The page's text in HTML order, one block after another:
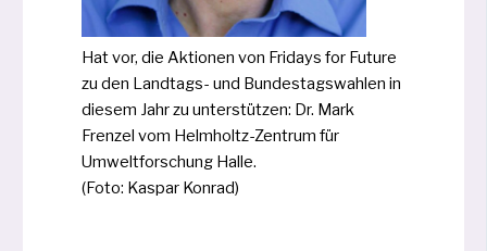
Hat vor, die Aktionen von Fridays for Future
zu den Landtags- und Bundestagswahlen in
die­sem Jahr zu unter­stüt­zen: Dr. Mark
Frenzel vom Helmholtz-Zentrum für
Umweltforschung Halle.
(Foto: Kaspar Konrad)